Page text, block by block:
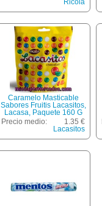
Ricola
Caramelo Masticable
Sabores Fruitis Lacasitos,
Lacasa, Paquete 160 G
Precio medio:
1.35 €
Lacasitos